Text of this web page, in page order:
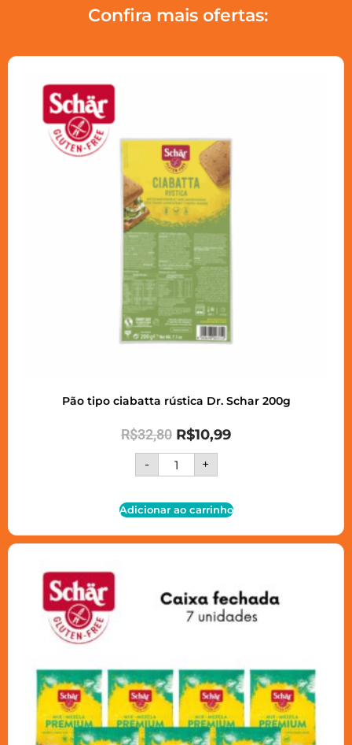
Confira mais ofertas:
Pão tipo ciabatta rústica Dr. Schar 200g
R$32,80 R$10,99
- +
Adicionar ao carrinho